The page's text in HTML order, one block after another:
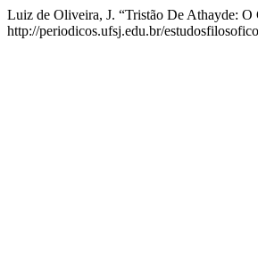
Luiz de Oliveira, J. “Tristão De Athayde: O
http://periodicos.ufsj.edu.br/